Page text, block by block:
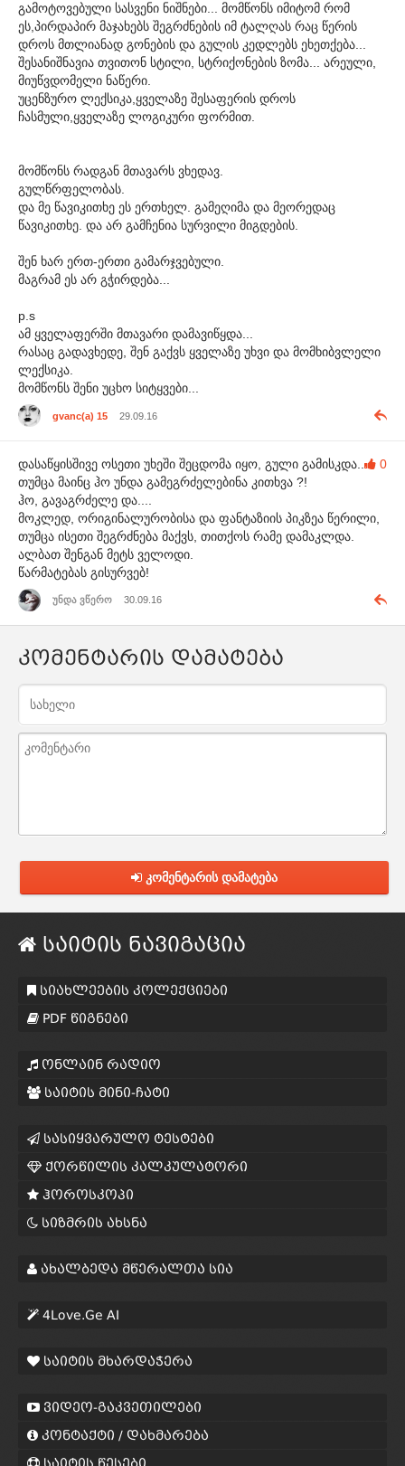
გამოტოვებული სასვენი ნიშნები... მომწონს იმიტომ რომ
ეს,პირდაპირ მაჯახებს შეგრძნების იმ ტალღას რაც წერის
დროს მთლიანად გონების და გულის კედლებს ეხეთქება...
შესანიშნავია თვითონ სტილი, სტრიქონების ზომა... არეული,
მიუწვდომელი ნაწერი.
უცენზურო ლექსიკა,ყველაზე შესაფერის დროს
ჩასმული,ყველაზე ლოგიკური ფორმით.
მომწონს რადგან მთავარს ვხედავ.
გულწრფელობას.
და მე წავიკითხე ეს ერთხელ. გამეღიმა და მეორედაც
წავიკითხე. და არ გამჩენია სურვილი მიგდების.
შენ ხარ ერთ-ერთი გამარჯვებული.
მაგრამ ეს არ გჭირდება...
p.s
ამ ყველაფერში მთავარი დამავიწყდა...
რასაც გადავხედე, შენ გაქვს ყველაზე უხვი და მომხიბვლელი
ლექსიკა.
მომწონს შენი უცხო სიტყვები...
gvanc(a) 15 29.09.16
0
დასაწყისშივე ოსეთი უხეში შეცდომა იყო, გული გამისკდა..
თუმცა მაინც ჰო უნდა გამეგრძელებინა კითხვა ?!
ჰო, გავაგრძელე და....
მოკლედ, ორიგინალურობისა და ფანტაზიის პიკზეა წერილი,
თუმცა ისეთი შეგრძნება მაქვს, თითქოს რამე დამაკლდა.
ალბათ შენგან მეტს ველოდი.
წარმატებას გისურვებ!
უნდა ვწერო 30.09.16
კომენტარის დამატება
კომენტარის დამატება
საიტის ნავიგაცია
სიახლეების კოლექციები
PDF წიგნები
ონლაინ რადიო
საიტის მინი-ჩატი
სასიყვარულო ტესტები
ქორწილის კალკულატორი
ჰოროსკოპი
სიზმრის ახსნა
ახალბედა მწერალთა სია
4Love.Ge AI
საიტის მხარდაჭერა
ვიდეო-გაკვეთილები
კონტაქტი / დახმარება